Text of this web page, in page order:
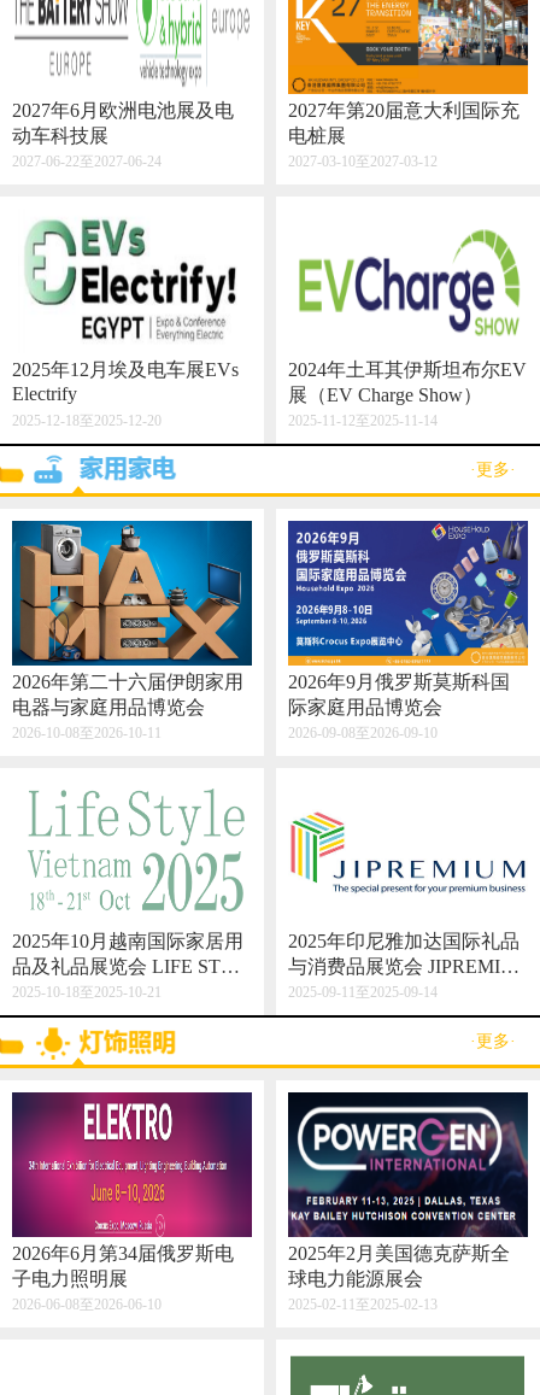
2027年6月欧洲电池展及电
动车科技展
2027-06-22至2027-06-24
2027年第20届意大利国际充
电桩展
2027-03-10至2027-03-12
2025年12月埃及电车展EVs
Electrify
2025-12-18至2025-12-20
2024年土耳其伊斯坦布尔EV
展（EV Charge Show）
2025-11-12至2025-11-14
·更多·
2026年第二十六届伊朗家用
电器与家庭用品博览会
2026-10-08至2026-10-11
2026年9月俄罗斯莫斯科国
际家庭用品博览会
2026-09-08至2026-09-10
2025年10月越南国际家居用
品及礼品展览会 LIFE STYL
E VIETNAM 2025
2025-10-18至2025-10-21
2025年印尼雅加达国际礼品
与消费品展览会 JIPREMIU
M
2025-09-11至2025-09-14
·更多·
2026年6月第34届俄罗斯电
子电力照明展
2026-06-08至2026-06-10
2025年2月美国德克萨斯全
球电力能源展会
2025-02-11至2025-02-13